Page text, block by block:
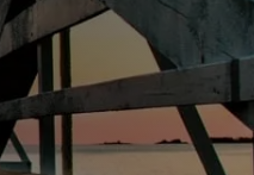
PUBLIQUE
BLANCS